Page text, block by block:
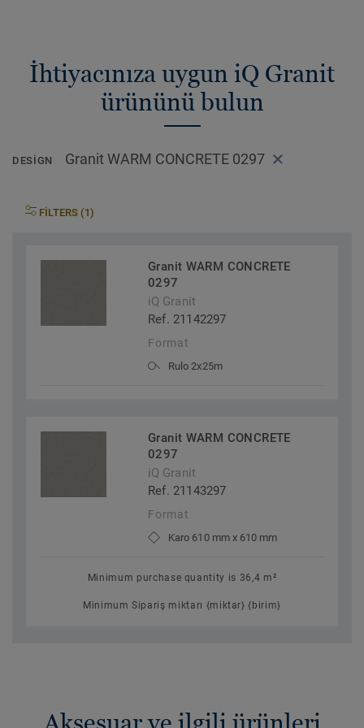
İhtiyacınıza uygun iQ Granit
ürününü bulun
DESIGN Granit WARM CONCRETE 0297
FILTERS (1)
Granit WARM CONCRETE
0297
iQ Granit
Ref. 21142297
Format
Rulo 2x25m
Granit WARM CONCRETE
0297
iQ Granit
Ref. 21143297
Format
Karo 610 mm x 610 mm
Minimum purchase quantity is 36,4 m²
Minimum Sipariş miktarı {miktar} {birim}